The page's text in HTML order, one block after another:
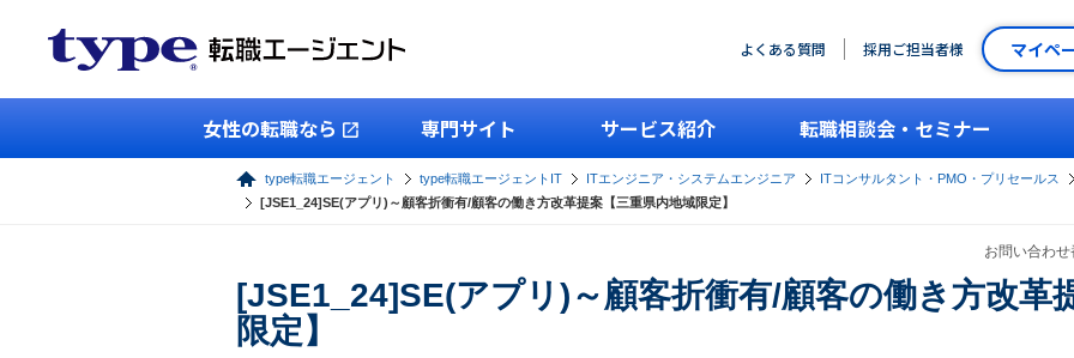
よくある質問 採用ご担当者様 マイペ
女性の転職なら 専門サイト サービス紹介 転職相談会・セミナー
type転職エージェント type転職エージェントIT ITエンジニア・システムエンジニア ITコンサルタント・PMO・プリセールス
[JSE1_24]SE(アプリ)～顧客折衝有/顧客の働き方改革提案【三重県内地域限定】
お問い合わ
[JSE1_24]SE(アプリ)～顧客折衝有/顧客の働き方改革
限定】